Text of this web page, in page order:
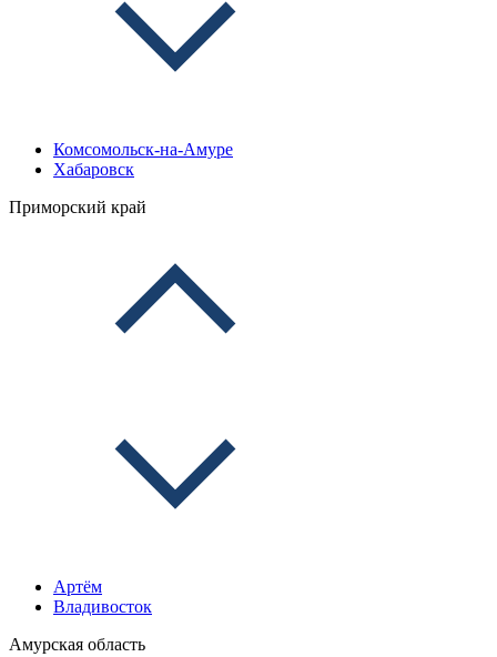
Комсомольск-на-Амуре
Хабаровск
Приморский край
Артём
Владивосток
Амурская область